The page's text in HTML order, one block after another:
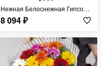
Нежная Белоснежная Гипсофила
8 094₽